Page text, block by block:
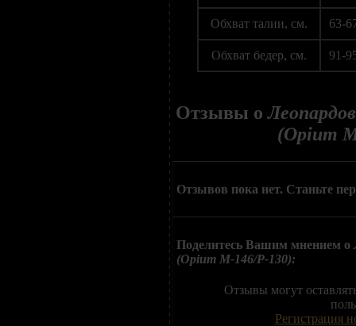
Обхват талии, см. 63-
Обхват бедер, см. 91-
Отзывы о
(Opium
Отзывов пока нет. Станьте
Поделитесь Вашим мнением о
(Opium M-146/P-130):
Отзывы могут
Регистрация